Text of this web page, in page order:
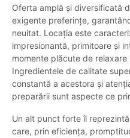
Oferta amplă și diversificată
exigente preferințe,
neuitat. Locația este
impresionantă, primitoare și
momente plăcute de
Ingredientele de calitate
constantă a acestora și
preparării sunt aspecte ce
Un alt punct forte îl
care, prin eficiența,